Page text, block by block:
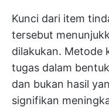
Kunci dari item
tersebut
dilakukan. Metode
tugas dalam
dan bukan hasil
signifikan